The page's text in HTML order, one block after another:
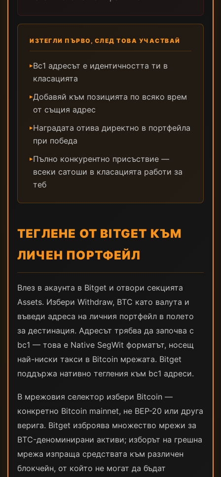
ИЗТЕГЛИ ПЪРВО, СЛЕД ТОВА УЧАСТВАЙ
▸Bc1 адресът е идентичността ти в
класацията
▸Добавяй към позицията по всяко врем
от същия адрес
▸Наградата отива директно в портфейла
при победа
▸Пълно конкурентно присъствие —
всеки сатоши в класацията работи за
теб
ТЕГЛЕНЕ ОТ BITGET КЪМ
ЛИЧЕН ПОРТФЕЙЛ
Влез в акаунта в Bitget и отвори секцията
Assets. Избери Withdraw, BTC като валута и
въведи адреса на личния портфейл в полето
за дестинация. Адресът трябва да започва с
bc1 — това е Native SegWit форматът, носещ
най-ниски такси в Bitcoin мрежата. Bitget
поддържа нативно тегления към bc1 адреси.
В мрежовия селектор избери Bitcoin —
конкретно Bitcoin mainnet, не BEP-20 или друга
верига. Bitget изброява множество мрежи за
BTC-деноминирани активи; изборът на грешна
мрежа изпраща средствата към различен
блокчейн, от който не могат да бъдат